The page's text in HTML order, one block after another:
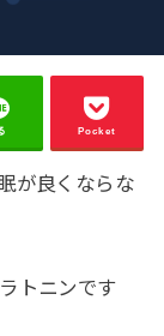
Pocket
が良くならな
トニンです